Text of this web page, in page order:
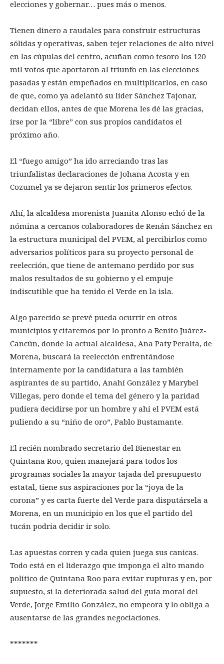
elecciones y gobernar… pues más o menos.
Tienen dinero a raudales para construir estructuras
sólidas y operativas, saben tejer relaciones de alto nivel
en las cúpulas del centro, acuñan como tesoro los 120
mil votos que aportaron al triunfo en las elecciones
pasadas y están empeñados en multiplicarlos, en caso
de que, como ya adelantó su líder Sánchez Tajonar,
decidan ellos, antes de que Morena les dé las gracias,
irse por la “libre” con sus propios candidatos el
próximo año.
El “fuego amigo” ha ido arreciando tras las
triunfalistas declaraciones de Johana Acosta y en
Cozumel ya se dejaron sentir los primeros efectos.
Ahí, la alcaldesa morenista Juanita Alonso echó de la
nómina a cercanos colaboradores de Renán Sánchez en
la estructura municipal del PVEM, al percibirlos como
adversarios políticos para su proyecto personal de
reelección, que tiene de antemano perdido por sus
malos resultados de su gobierno y el empuje
indiscutible que ha tenido el Verde en la isla.
Algo parecido se prevé pueda ocurrir en otros
municipios y citaremos por lo pronto a Benito Juárez-
Cancún, donde la actual alcaldesa, Ana Paty Peralta, de
Morena, buscará la reelección enfrentándose
internamente por la candidatura a las también
aspirantes de su partido, Anahí González y Marybel
Villegas, pero donde el tema del género y la paridad
pudiera decidirse por un hombre y ahí el PVEM está
puliendo a su “niño de oro”, Pablo Bustamante.
El recién nombrado secretario del Bienestar en
Quintana Roo, quien manejará para todos los
programas sociales la mayor tajada del presupuesto
estatal, tiene sus aspiraciones por la “joya de la
corona” y es carta fuerte del Verde para disputársela a
Morena, en un municipio en los que el partido del
tucán podría decidir ir solo.
Las apuestas corren y cada quien juega sus canicas.
Todo está en el liderazgo que imponga el alto mando
político de Quintana Roo para evitar rupturas y en, por
supuesto, si la deteriorada salud del guía moral del
Verde, Jorge Emilio González, no empeora y lo obliga a
ausentarse de las grandes negociaciones.
*******